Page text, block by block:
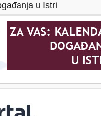
u Istri
za 6. kolovoza 2026. - što vam